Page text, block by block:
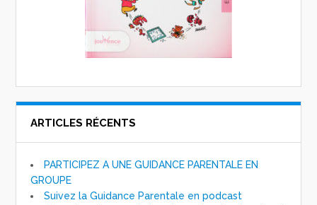
ARTICLES RÉCENTS
PARTICIPEZ A UNE GUIDANCE PARENTALE EN
GROUPE
Suivez la Guidance Parentale en podcast